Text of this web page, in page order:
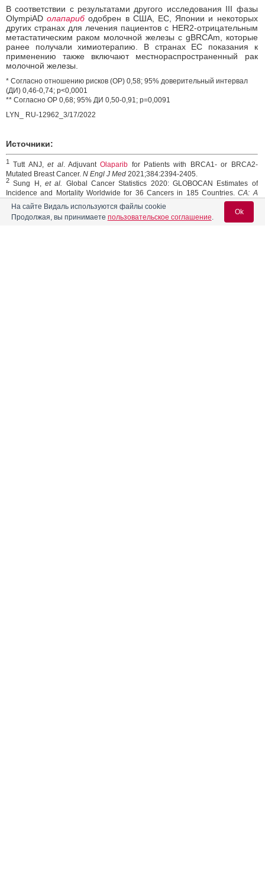
В соответствии с результатами другого исследования III фазы
OlympiADолапарибодобрен в США, ЕС, Японии и некоторых
других странах для лечения пациентов с HER2-отрицательным
метастатическим раком молочной железы с gBRCAm, которые
ранее получали химиотерапию. В странах ЕС показания к
применению также включают местнораспространенный рак
молочной железы.
* Согласно отношению рисков (ОР) 0,58; 95% доверительный интервал
(ДИ) 0,46-0,74; p<0,0001
** Согласно ОР 0,68; 95% ДИ 0,50-0,91; p=0,0091
LYN_ RU-12962_3/17/2022
Источники:
1 Tutt ANJ,et al. AdjuvantOlaparib for Patients with BRCA1- or BRCA2-
Mutated Breast Cancer. N Engl J Med 2021;384:2394-2405.
2 Sung H, et al. Global Cancer Statistics 2020: GLOBOCAN Estimates of
Incidence and Mortality Worldwide for 36 Cancers in 185 Countries.CA: A
Cancer Journal for Clinicians
. 2020;0:1-41.
American Cancer Society. Breast Cancer Facts & Figures 2019-2020.
Доступно на сайте: https://www.cancer.org/content/dam/cancer-
На сайте Видаль используются файлы cookie
Продолжая, вы принимаете пользовательское соглашение.
Ok